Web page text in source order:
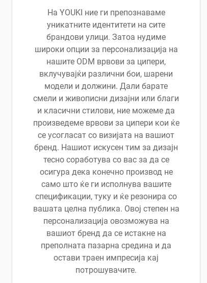
На YOUKI ние ги препознаваме
уникатните идентитети на сите
брандови улици. Затоа нудиме
широки опции за персонализација на
нашите ODM врвови за ципери,
вклучувајќи различни бои, шарени
модели и должини. Дали барате
смели и живописни дизајни или благи
и класични стилови, ние можеме да
произведеме врвови за ципери кои ќе
се усогласат со визијата на вашиот
бренд. Нашиот искусен тим за дизајн
тесно соработува со вас за да се
осигура дека конечно производ не
само што ќе ги исполнува вашите
спецификации, туку и ќе резонира со
вашата целна публика. Овој степен на
персонализација овозможува на
вашиот бренд да се истакне на
преполната пазарна средина и да
остави траен импресија кај
потрошувачите.